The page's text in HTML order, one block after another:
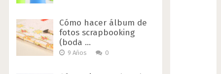
Cómo hacer álbum de
fotos scrapbooking
(boda …
9 Años 0